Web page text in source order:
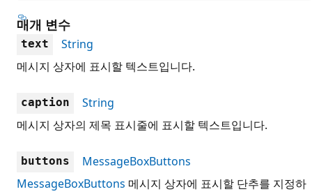
매개 변수
text
String
메시지 상자에 표시할 텍스트입니다.
caption
String
메시지 상자의 제목 표시줄에 표시할 텍스트입니다.
buttons
MessageBoxButtons
MessageBoxButtons 메시지 상자에 표시할 단추를 지정하